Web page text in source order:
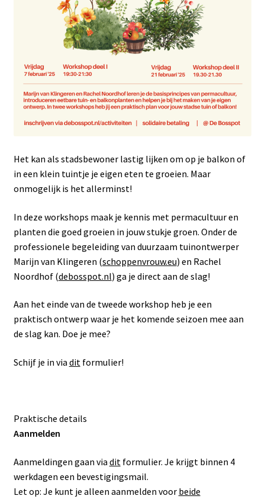
Het kan als stadsbewoner lastig lijken om op je balkon of
in een klein tuintje je eigen eten te groeien. Maar
onmogelijk is het allerminst!
In deze workshops maak je kennis met permacultuur en
planten die goed groeien in jouw stukje groen. Onder de
professionele begeleiding van duurzaam tuinontwerper
Marijn van Klingeren (schoppenvrouw.eu) en Rachel
Noordhof (debosspot.nl) ga je direct aan de slag!
Aan het einde van de tweede workshop heb je een
praktisch ontwerp waar je het komende seizoen mee aan
de slag kan. Doe je mee?
Schijf je in via dit formulier!
Praktische details
Aanmelden
Aanmeldingen gaan via dit formulier. Je krijgt binnen 4
werkdagen een bevestigingsmail.
Let op: Je kunt je alleen aanmelden voor beide